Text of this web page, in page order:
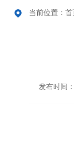
当前位置： 首
发布时间